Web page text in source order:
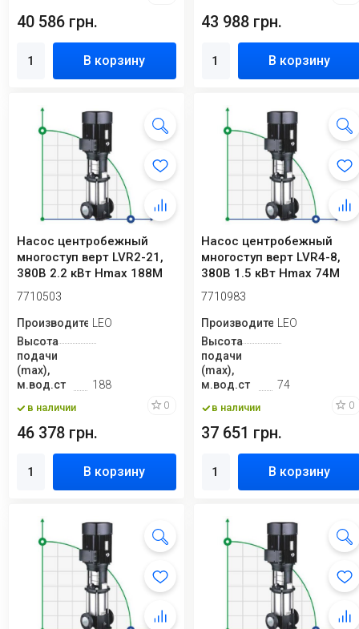
40 586 грн.
В корзину
43 988 грн.
В корзину
Насос центробежный
многоступ верт LVR2-21,
380В 2.2 кВт Hmax 188М
Qmax 58.3 л...
7710503
ПроизводительLEO
Высота
подачи
(max),
м.вод.ст
188
в наличии 0
46 378 грн.
В корзину
Насос центробежный
многоступ верт LVR4-8,
380В 1.5 кВт Hmax 74М
Qmax 133.3 л/...
7710983
ПроизводительLEO
Высота
подачи
(max),
м.вод.ст
74
в наличии 0
37 651 грн.
В корзину